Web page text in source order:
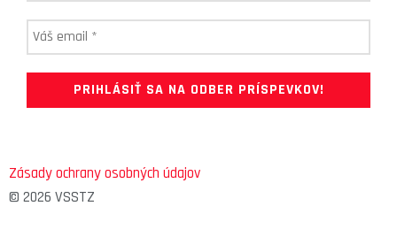
Zásady ochrany osobných údajov
© 2026 VSSTZ